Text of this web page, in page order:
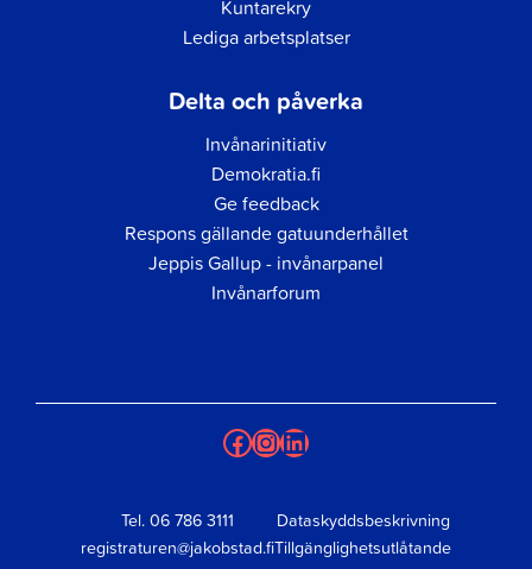
Kuntarekry
Lediga arbetsplatser
Delta och påverka
Invånarinitiativ
Demokratia.fi
Ge feedback
Respons gällande gatuunderhållet
Jeppis Gallup - invånarpanel
Invånarforum
Facebook
Instagram
LinkedIn
Tel. 06 786 3111
registraturen@jakobstad.fi
Dataskyddsbeskrivning
Tillgänglighetsutlåtande